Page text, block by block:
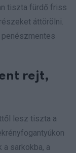
tiszta fürdő friss
áttörölni.
rejt,
lesz tiszta a
a sarkokba, a